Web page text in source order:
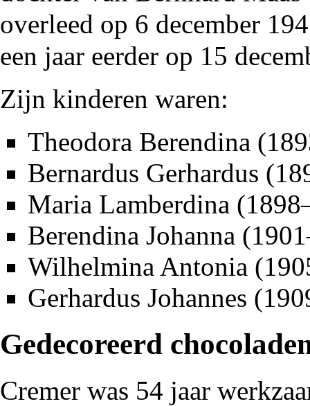
overleed op 6 december
een jaar eerder op 15
Zijn kinderen waren:
Theodora Berendina (
Bernardus Gerhardus (
Maria Lamberdina (1898
Berendina Johanna (1901
Wilhelmina Antonia (
Gerhardus Johannes (
Gedecoreerd
Cremer was 54 jaar